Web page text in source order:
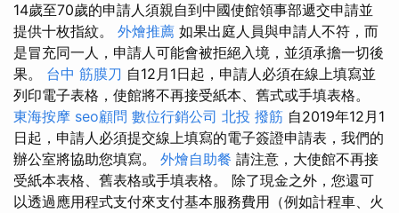
14歲至70歲的申請人須親自到中國使館領事部遞交申請並
提供十枚指紋。 外燴推薦 如果出庭人員與申請人不符，而
是冒充同一人，申請人可能會被拒絕入境，並須承擔一切後
果。 台中 筋膜刀 自12月1日起，申請人必須在線上填寫並
列印電子表格，使館將不再接受紙本、舊式或手填表格。
東海按摩 seo顧問 數位行銷公司 北投 撥筋 自2019年12月1
日起，申請人必須提交線上填寫的電子簽證申請表，我們的
辦公室將協助您填寫。 外燴自助餐 請注意，大使館不再接
受紙本表格、舊表格或手填表格。 除了現金之外，您還可
以透過應用程式支付來支付基本服務費用（例如計程車、火